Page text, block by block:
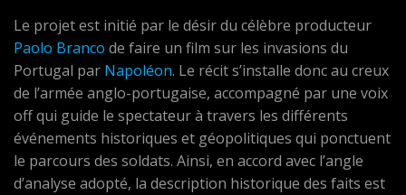
Le projet est initié par le désir du célèbre producteur
Paolo Branco de faire un film sur les invasions du
Portugal par Napoléon. Le récit s’installe donc au creux
de l’armée anglo-portugaise, accompagné par une voix
off qui guide le spectateur à travers les différents
événements historiques et géopolitiques qui ponctuent
le parcours des soldats. Ainsi, en accord avec l’angle
d’analyse adopté, la description historique des faits est